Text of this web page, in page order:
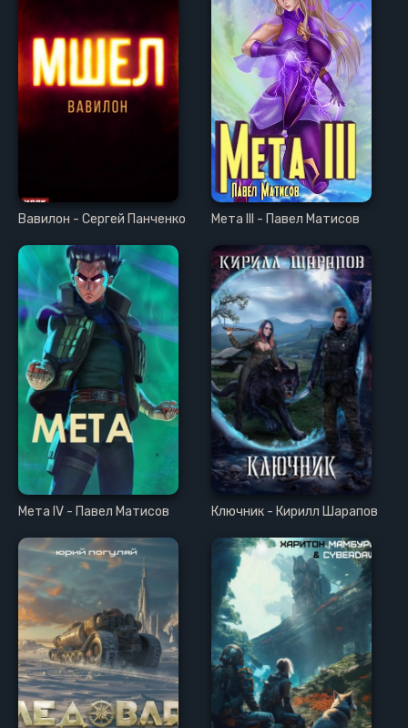
Вавилон - Сергей Панченко Мета III - Павел Матисов
Мета IV - Павел Матисов Ключник - Кирилл Шарапов